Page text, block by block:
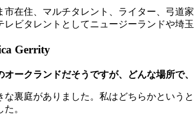
在住、マルチタレント、ライター、弓道
ビタレントとしてニュージーランドや埼
Gerrity
ークランドだそうですが、どんな場所で
裏庭がありました。私はどちらかという
。